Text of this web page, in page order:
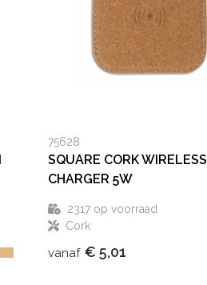
75628
SQUARE CORK WIRELESS
CHARGER 5W
2317op voorraad
Cork
vanaf € 5,01